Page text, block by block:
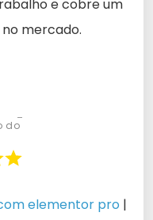
e cobre um
mercado.
do
elementor pro |